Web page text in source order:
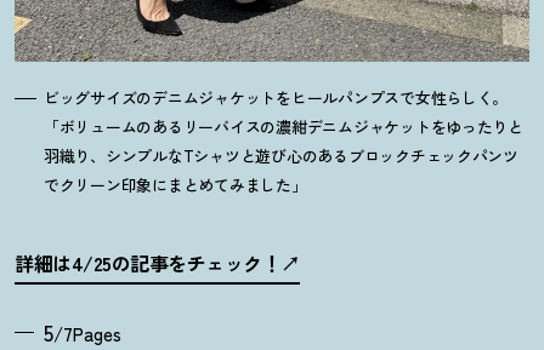
ビッグサイズのデニムジャケットをヒールパンプスで女性らしく。
「ボリュームのあるリーバイスの濃紺デニムジャケットをゆったりと
羽織り、シンプルなTシャツと遊び心のあるブロックチェックパンツ
でクリーン印象にまとめてみました」
詳細は4/25の記事をチェック ！
5/7Pages